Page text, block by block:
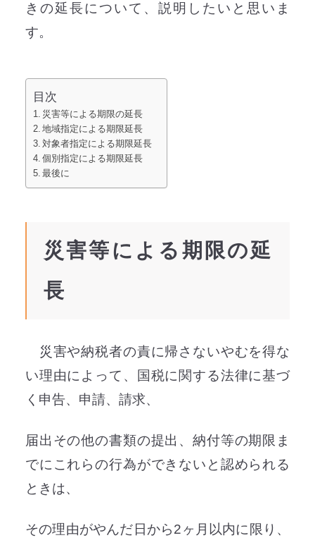
きの延長について、説明したいと思いま
す。
目次
災害等による期限の延長
地域指定による期限延長
対象者指定による期限延長
個別指定による期限延長
最後に
災害等による期限の延
長
災害や納税者の責に帰さないやむを得な
い理由によって、国税に関する法律に基づ
く申告、申請、請求、
届出その他の書類の提出、納付等の期限ま
でにこれらの行為ができないと認められる
ときは、
その理由がやんだ日から2ヶ月以内に限り、